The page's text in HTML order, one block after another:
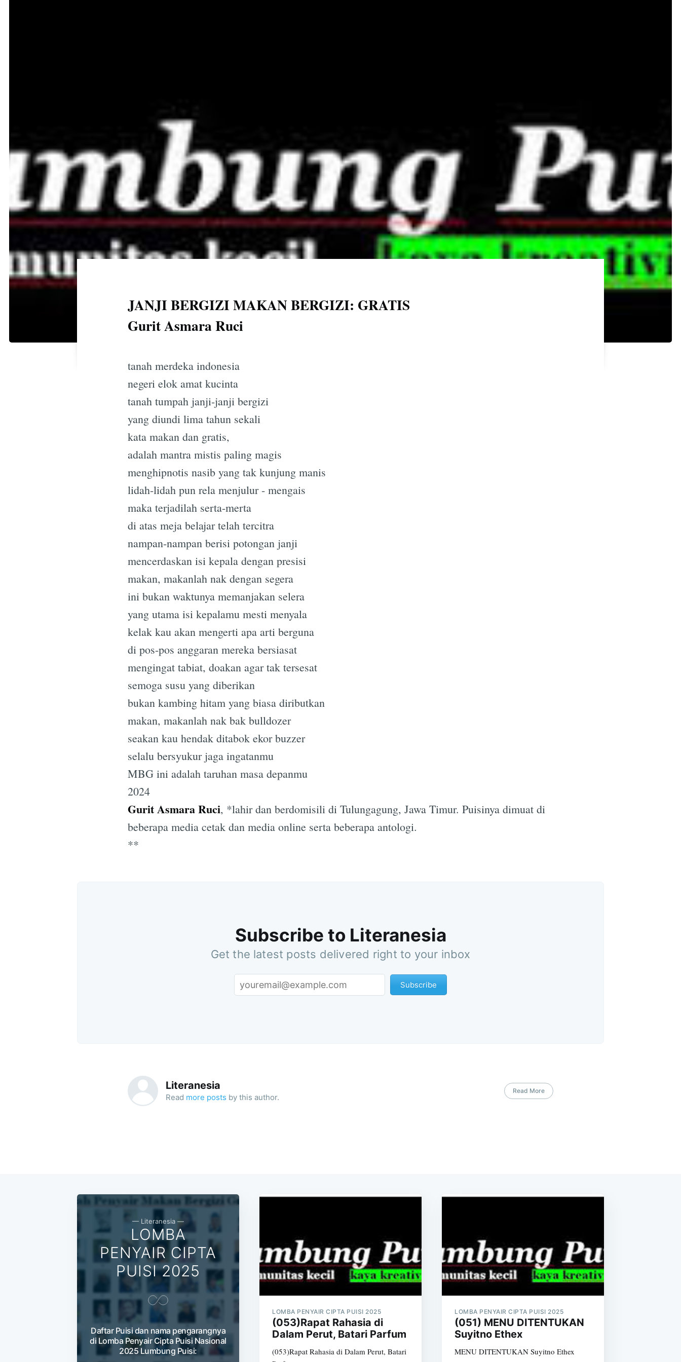
JANJI BERGIZI MAKAN BERGIZI: GRATIS
Gurit Asmara Ruci
tanah merdeka indonesia
negeri elok amat kucinta
tanah tumpah janji-janji bergizi
yang diundi lima tahun sekali
kata makan dan gratis,
adalah mantra mistis paling magis
menghipnotis nasib yang tak kunjung manis
lidah-lidah pun rela menjulur - mengais
maka terjadilah serta-merta
di atas meja belajar telah tercitra
nampan-nampan berisi potongan janji
mencerdaskan isi kepala dengan presisi
makan, makanlah nak dengan segera
ini bukan waktunya memanjakan selera
yang utama isi kepalamu mesti menyala
kelak kau akan mengerti apa arti berguna
di pos-pos anggaran mereka bersiasat
mengingat tabiat, doakan agar tak tersesat
semoga susu yang diberikan
bukan kambing hitam yang biasa diributkan
makan, makanlah nak bak bulldozer
seakan kau hendak ditabok ekor buzzer
selalu bersyukur jaga ingatanmu
MBG ini adalah taruhan masa depanmu
2024
Gurit Asmara Ruci, *lahir dan berdomisili di Tulungagung, Jawa Timur. Puisinya dimuat di
beberapa media cetak dan media online serta beberapa antologi.
**
Subscribe to Literanesia
Get the latest posts delivered right to your inbox
Subscribe
Literanesia
Read more posts by this author.
Read More
— Literanesia —
LOMBA
PENYAIR CIPTA
PUISI 2025
Daftar Puisi dan nama pengarangnya
di Lomba Penyair Cipta Puisi Nasional
2025 Lumbung Puisi:
LOMBA PENYAIR CIPTA PUISI 2025
(053)Rapat Rahasia di
Dalam Perut, Batari Parfum
(053)Rapat Rahasia di Dalam Perut, Batari
LOMBA PENYAIR CIPTA PUISI 2025
(051) MENU DITENTUKAN
Suyitno Ethex
MENU DITENTUKAN Suyitno Ethex